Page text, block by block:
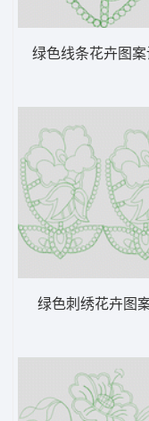
绿色线条花卉图
绿色刺绣花卉图